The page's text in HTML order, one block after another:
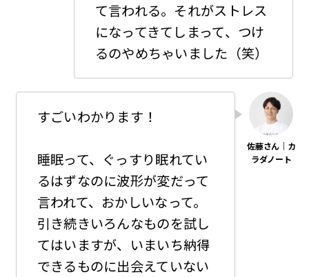
て言われる。それがストレス
になってきてしまって、つけ
るのやめちゃいました（笑）
すごいわかります！
睡眠って、ぐっすり眠れてい
るはずなのに波形が変だって
言われて、おかしいなって。
引き続きいろんなものを試し
てはいますが、いまいち納得
できるものに出会えていない